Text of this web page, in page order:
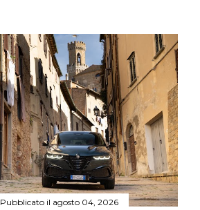
Pubblicato il agosto 04, 2026